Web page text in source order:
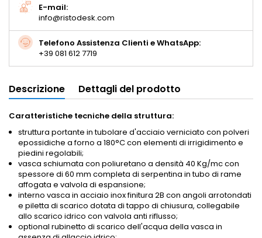
E-mail:
info@ristodesk.com
Telefono Assistenza Clienti e WhatsApp:
+39 081 612 7719
Descrizione Dettagli del prodotto
Caratteristiche tecniche della struttura:
struttura portante in tubolare d'acciaio verniciato con polveri
epossidiche a forno a 180°C con elementi di irrigidimento e
piedini regolabili;
vasca schiumata con poliuretano a densità 40 Kg/mc con
spessore di 60 mm completa di serpentina in tubo di rame
affogata e valvola di espansione;
interno vasca in acciaio inox finitura 2B con angoli arrotondati
e piletta di scarico dotata di tappo di chiusura, collegabile
allo scarico idrico con valvola anti riflusso;
optional rubinetto di scarico dell'acqua della vasca in